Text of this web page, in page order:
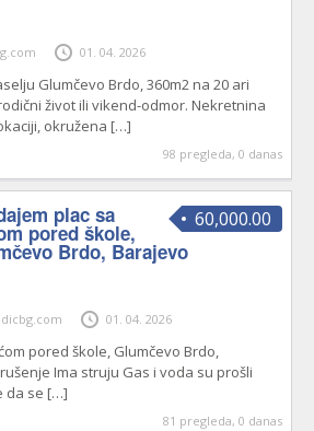
01. 04. 2026
Glumčevo Brdo, 360m2 na 20 ari
život ili vikend-odmor. Nekretnina
okružena […]
98 pregleda, 0 danas
60,000.00
plac sa
pored škole,
Brdo, Barajevo
01. 04. 2026
pored škole, Glumčevo Brdo,
Ima struju Gas i voda su prošli
da se […]
81 pregleda, 0 danas